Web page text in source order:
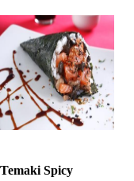
Temaki Spicy